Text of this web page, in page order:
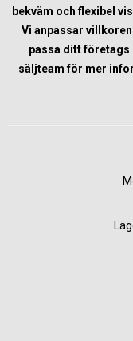
bekväm och flexibel
Vi anpassar
passa ditt företags
säljteam för mer